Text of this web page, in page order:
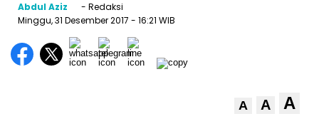
Abdul Aziz
- Redaksi
Minggu, 31 Desember 2017 - 16:21 WIB
A A A